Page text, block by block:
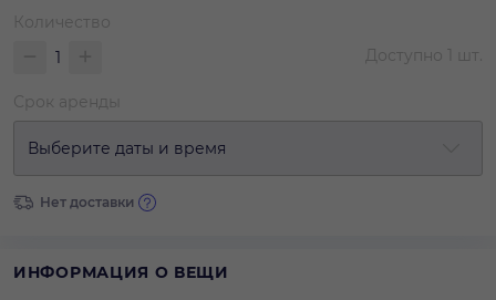
Количество
Доступно 1 шт.
Срок аренды
Выберите даты и время
Нет доставки
ИНФОРМАЦИЯ О ВЕЩИ